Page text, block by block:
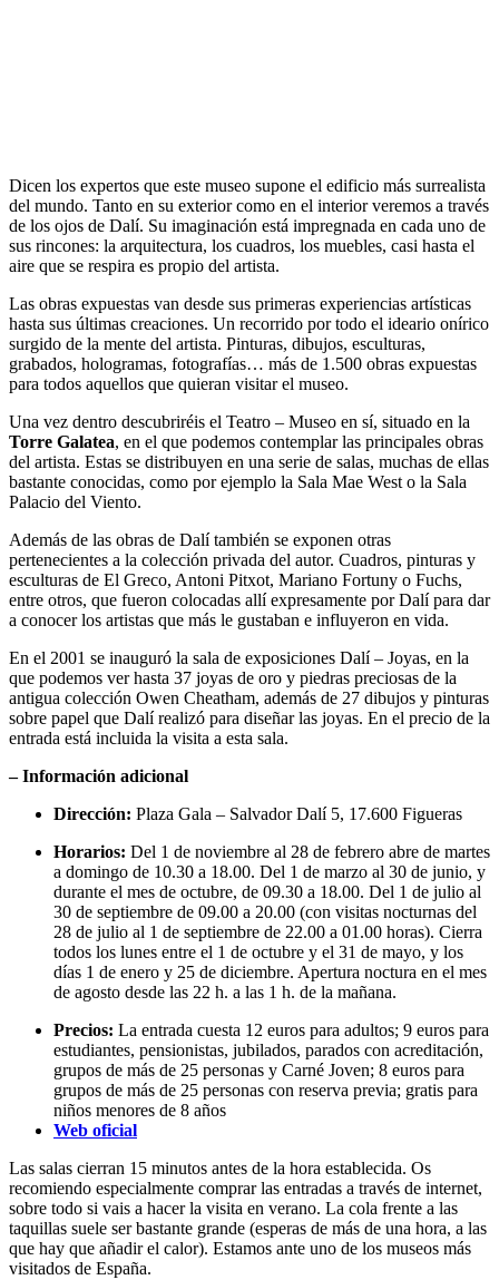
Dicen los expertos que este museo supone el edificio más surrealista
del mundo. Tanto en su exterior como en el interior veremos a través
de los ojos de Dalí. Su imaginación está impregnada en cada uno de
sus rincones: la arquitectura, los cuadros, los muebles, casi hasta el
aire que se respira es propio del artista.
Las obras expuestas van desde sus primeras experiencias artísticas
hasta sus últimas creaciones. Un recorrido por todo el ideario onírico
surgido de la mente del artista. Pinturas, dibujos, esculturas,
grabados, hologramas, fotografías… más de 1.500 obras expuestas
para todos aquellos que quieran visitar el museo.
Una vez dentro descubriréis el Teatro – Museo en sí, situado en la
Torre Galatea, en el que podemos contemplar las principales obras
del artista. Estas se distribuyen en una serie de salas, muchas de ellas
bastante conocidas, como por ejemplo la Sala Mae West o la Sala
Palacio del Viento.
Además de las obras de Dalí también se exponen otras
pertenecientes a la colección privada del autor. Cuadros, pinturas y
esculturas de El Greco, Antoni Pitxot, Mariano Fortuny o Fuchs,
entre otros, que fueron colocadas allí expresamente por Dalí para dar
a conocer los artistas que más le gustaban e influyeron en vida.
En el 2001 se inauguró la sala de exposiciones Dalí – Joyas, en la
que podemos ver hasta 37 joyas de oro y piedras preciosas de la
antigua colección Owen Cheatham, además de 27 dibujos y pinturas
sobre papel que Dalí realizó para diseñar las joyas. En el precio de la
entrada está incluida la visita a esta sala.
– Información adicional
Dirección: Plaza Gala – Salvador Dalí 5, 17.600 Figueras
Horarios: Del 1 de noviembre al 28 de febrero abre de martes
a domingo de 10.30 a 18.00. Del 1 de marzo al 30 de junio, y
durante el mes de octubre, de 09.30 a 18.00. Del 1 de julio al
30 de septiembre de 09.00 a 20.00 (con visitas nocturnas del
28 de julio al 1 de septiembre de 22.00 a 01.00 horas). Cierra
todos los lunes entre el 1 de octubre y el 31 de mayo, y los
días 1 de enero y 25 de diciembre. Apertura noctura en el mes
de agosto desde las 22 h. a las 1 h. de la mañana.
Precios: La entrada cuesta 12 euros para adultos; 9 euros para
estudiantes, pensionistas, jubilados, parados con acreditación,
grupos de más de 25 personas y Carné Joven; 8 euros para
grupos de más de 25 personas con reserva previa; gratis para
niños menores de 8 años
Web oficial
Las salas cierran 15 minutos antes de la hora establecida. Os
recomiendo especialmente comprar las entradas a través de internet,
sobre todo si vais a hacer la visita en verano. La cola frente a las
taquillas suele ser bastante grande (esperas de más de una hora, a las
que hay que añadir el calor). Estamos ante uno de los museos más
visitados de España.